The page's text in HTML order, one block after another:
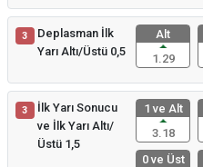
3
Deplasman İlk
Yarı Altı/Üstü 0,5
Alt
1.29
3
İlk Yarı Sonucu
ve İlk Yarı Altı/
Üstü 1,5
1 ve Alt
3.18
0 ve Üst